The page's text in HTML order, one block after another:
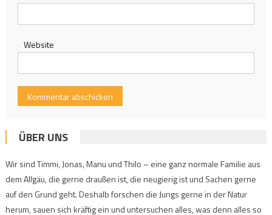
Website
ÜBER UNS
Wir sind Timmi, Jonas, Manu und Thilo – eine ganz normale Familie aus
dem Allgäu, die gerne draußen ist, die neugierig ist und Sachen gerne
auf den Grund geht. Deshalb forschen die Jungs gerne in der Natur
herum, sauen sich kräftig ein und untersuchen alles, was denn alles so